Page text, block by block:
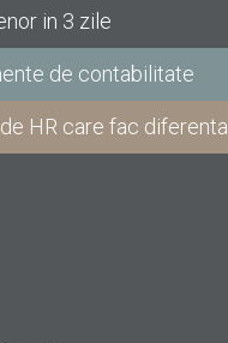
in 3 zile
de contabilitate
HR care fac diferenta